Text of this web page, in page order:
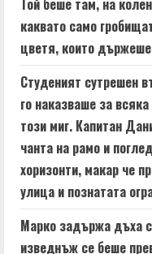
a
d
i
n
g
Той беше там, на
каквато само
цветя, които
Студеният сутрешен
го наказваше за
този миг. Капитан
чанта на рамо и
хоризонти, макар че
улица и познатата
Марко задържа дъха
изведнъж се беше